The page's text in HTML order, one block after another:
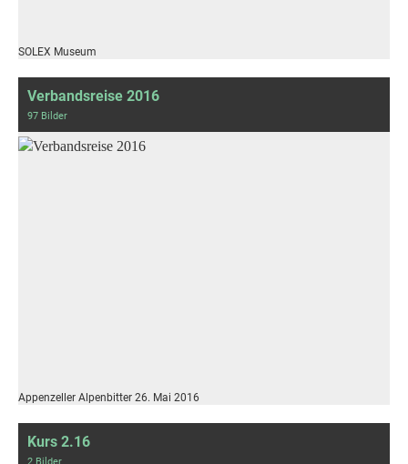
SOLEX Museum
Verbandsreise 2016
97 Bilder
Appenzeller Alpenbitter 26. Mai 2016
Kurs 2.16
2 Bilder